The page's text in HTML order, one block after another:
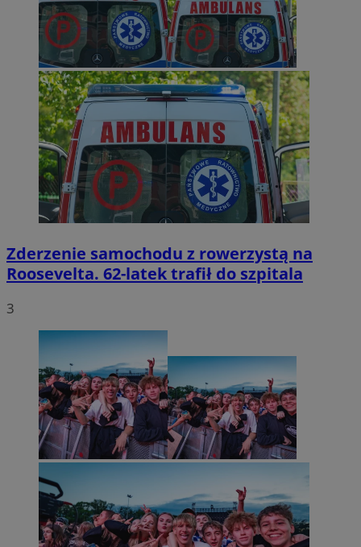
Zderzenie samochodu z rowerzystą na
Roosevelta. 62-latek trafił do szpitala
3